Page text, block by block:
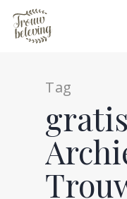
Hit enter to
Tag